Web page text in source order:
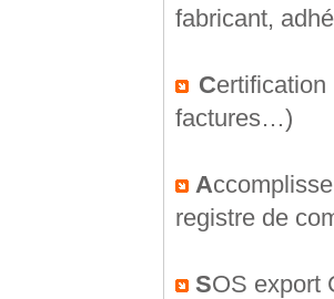
fabricant,
C
factures…)
A
registre de
SOS export